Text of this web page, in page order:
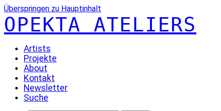
Überspringen zu Hauptinhalt
OPEKTA ATELIERS
Artists
Projekte
About
Kontakt
Newsletter
Suche